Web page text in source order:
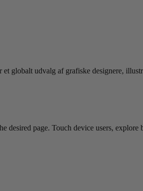
globalt udvalg af grafiske designere,
desired page. Touch device users,